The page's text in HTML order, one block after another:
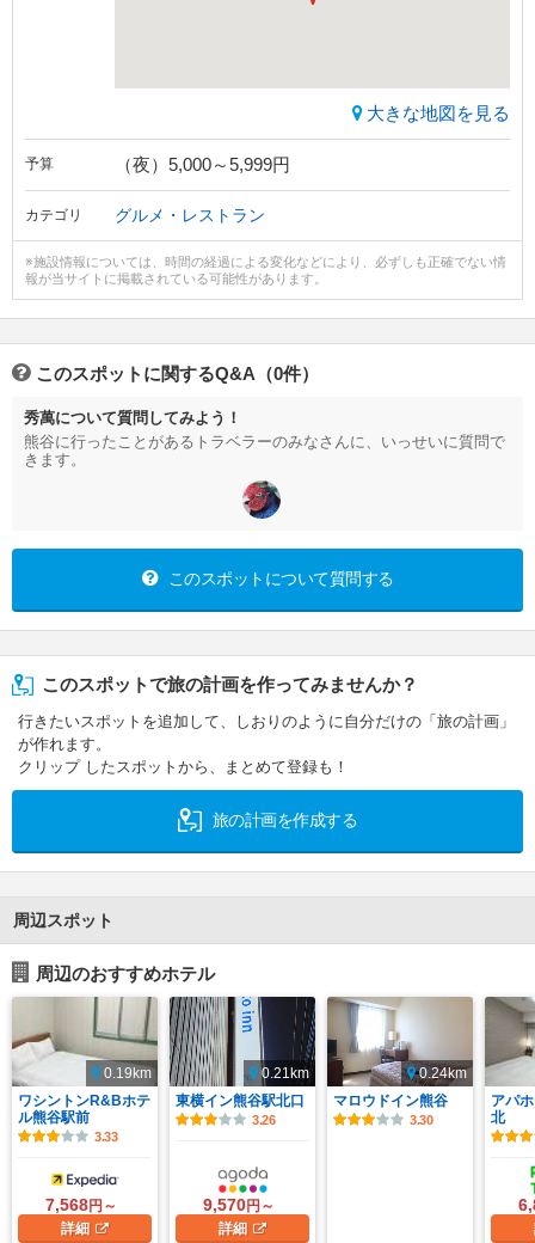
大きな地図を見る
予算 （夜）5,000～5,999円
カテゴリ グルメ・レストラン
※施設情報については、時間の経過による変化などにより、必ずしも正確でない情
報が当サイトに掲載されている可能性があります。
このスポットに関するQ&A（0件）
秀萬について質問してみよう！
熊谷に行ったことがあるトラベラーのみなさんに、いっせいに質問で
きます。
このスポットについて質問する
このスポットで旅の計画を作ってみませんか？
行きたいスポットを追加して、しおりのように自分だけの「旅の計画」
が作れます。
クリップ したスポットから、まとめて登録も！
旅の計画を作成する
周辺スポット
周辺のおすすめホテル
0.19km
ワシントンR&Bホテ
ル熊谷駅前
3.33
7,568円～
詳細
0.21km
東横イン熊谷駅北口
3.26
9,570円～
詳細
0.24km
マロウドイン熊谷
3.30
アパ
北